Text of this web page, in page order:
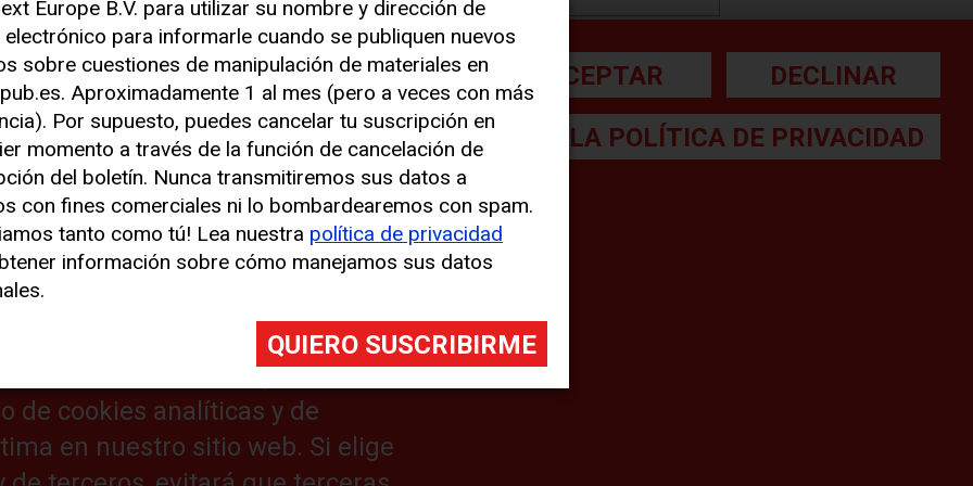
mejorar su experiencia
similares (denominadas, en su
cookies analíticas para
web. También hacemos uso
su experiencia en nuestro
de ubicación). Estas
en su dispositivo y pueden
Al hacer clic en “Aceptar”,
de cookies analíticas y de
en nuestro sitio web. Si elige
ACEPTAR DECLINAR
LEA LA POLÍTICA DE PRIVACIDAD
Print
Compartir [addtoany]
Useful links:
Europe B.V. para utilizar su nombre y dirección de
para informarle cuando se publiquen nuevos
sobre cuestiones de manipulación de materiales en
Aproximadamente 1 al mes (pero a veces con más
Por supuesto, puedes cancelar tu suscripción en
momento a través de la función de cancelación de
del boletín. Nunca transmitiremos sus datos a
con fines comerciales ni lo bombardearemos con spam.
tanto como tú! Lea nuestra política de privacidad
información sobre cómo manejamos sus datos